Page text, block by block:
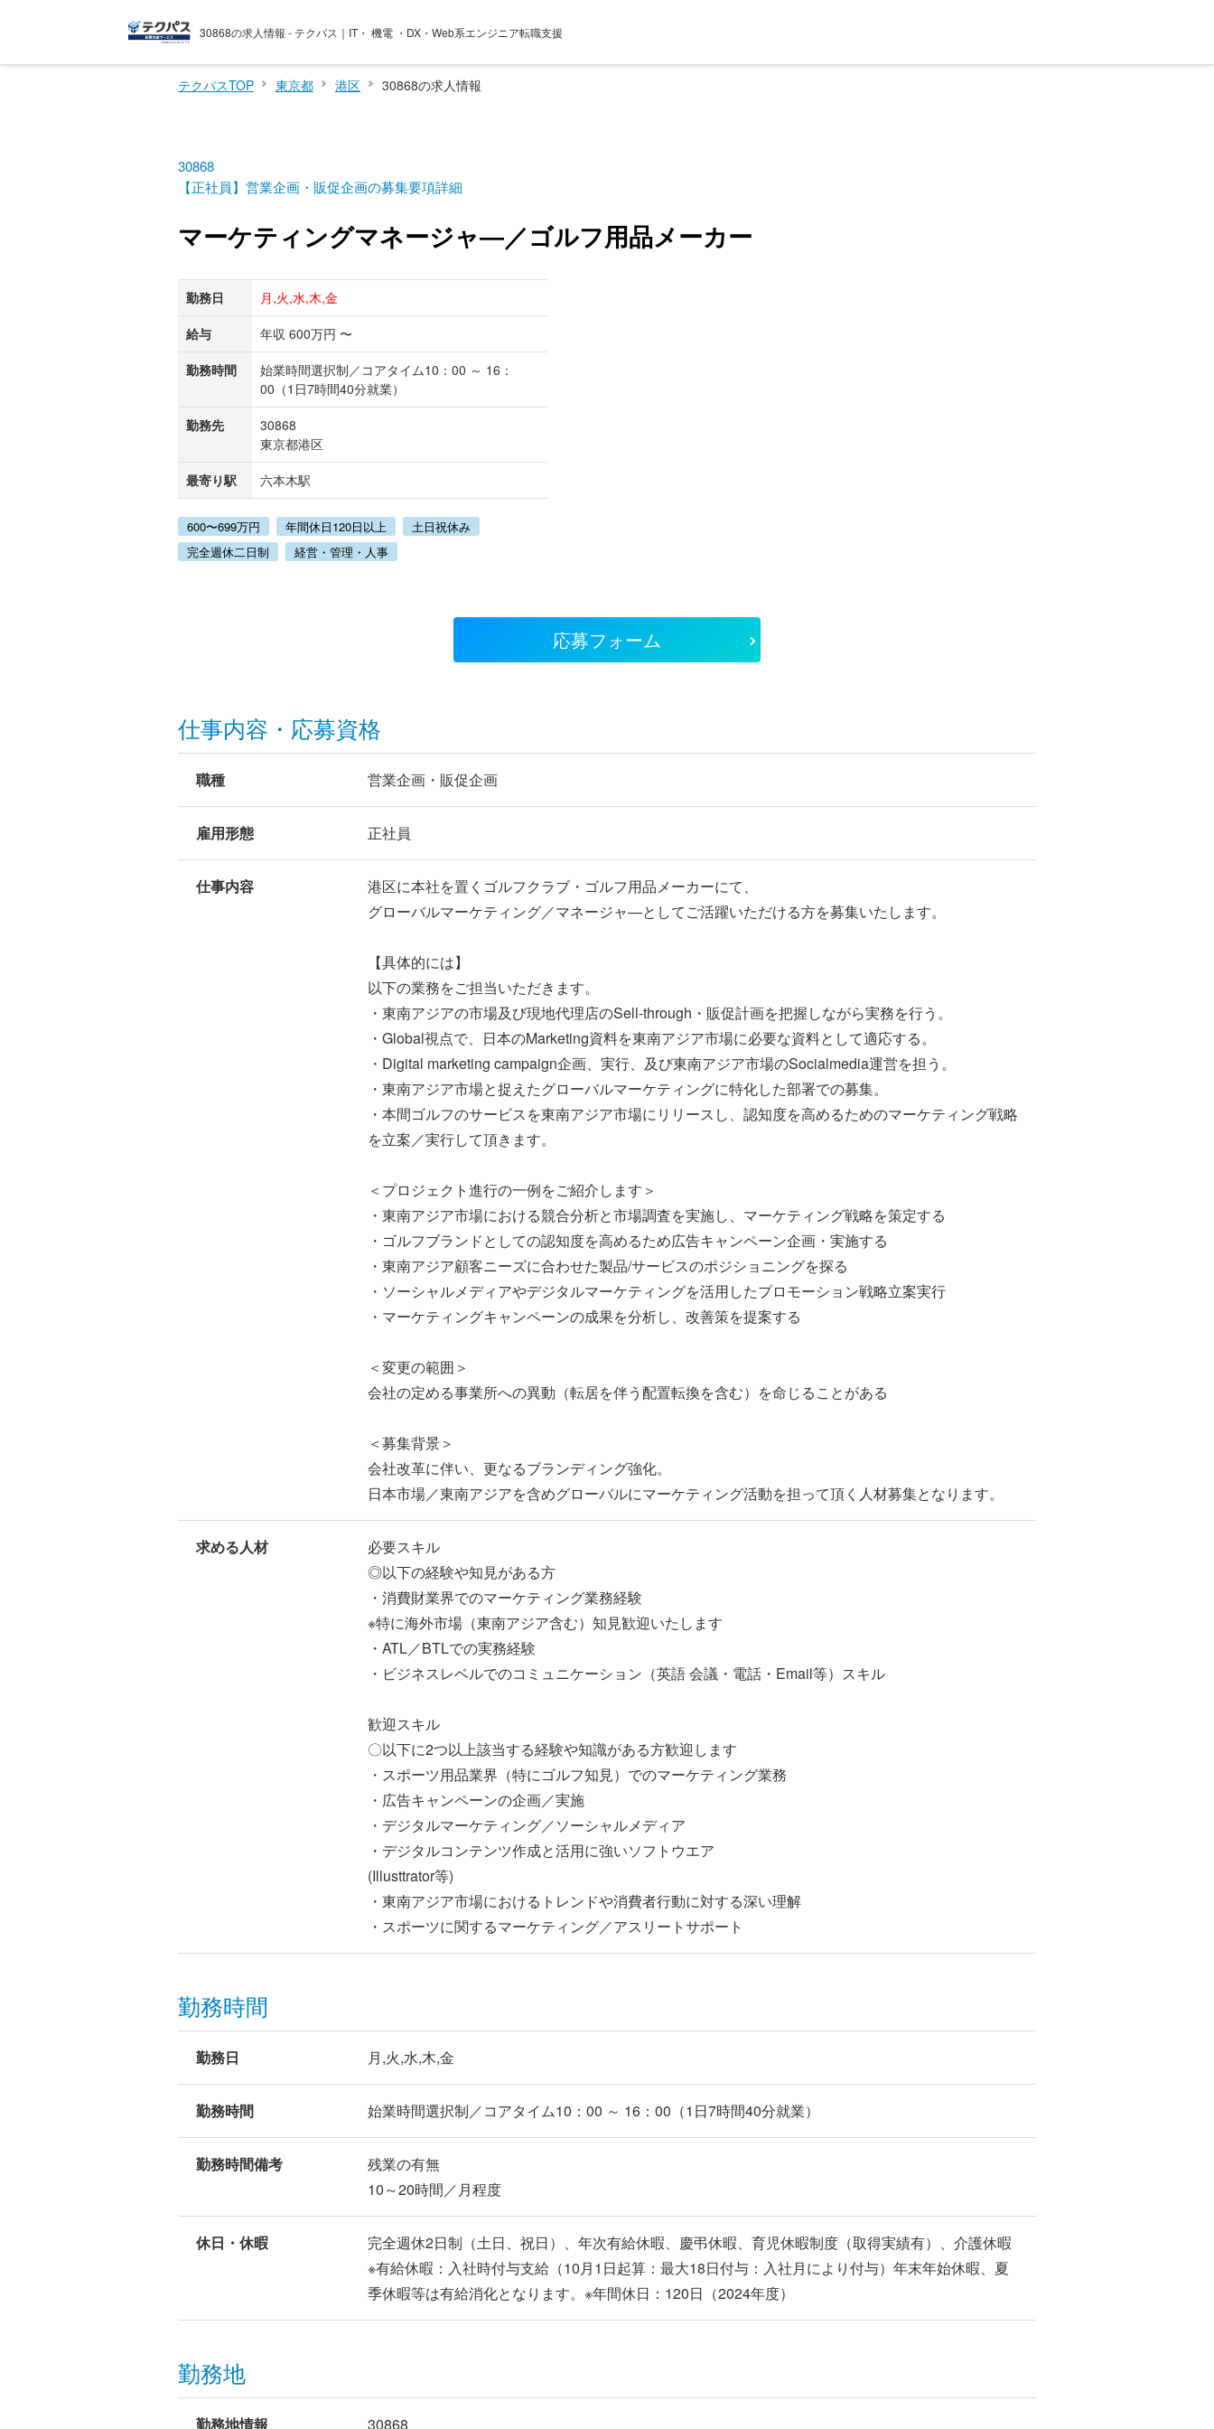
30868の求人情報 - テクパス｜IT・ 機電 ・DX・Web系エンジニア転職支援
テクパスTOP 東京都 港区 30868の求人情報
30868
【正社員】営業企画・販促企画の募集要項詳細
マーケティングマネージャ―／ゴルフ用品メーカー
勤務日
月,火,水,木,金
給与
年収 600万円 〜
勤務時間
始業時間選択制／コアタイム10：00 ～ 16：
00（1日7時間40分就業）
勤務先
30868
東京都港区
最寄り駅
六本木駅
600〜699万円 年間休日120日以上
土日祝休み
完全週休二日制
経営・管理・人事
応募フォーム
仕事内容・応募資格
職種 営業企画・販促企画
雇用形態 正社員
仕事内容
港区に本社を置くゴルフクラブ・ゴルフ用品メーカーにて、
グローバルマーケティング／マネージャ―としてご活躍いただける方を募集いたします。
【具体的には】
以下の業務をご担当いただきます。
・東南アジアの市場及び現地代理店のSell-through・販促計画を把握しながら実務を行う。
・Global視点で、日本のMarketing資料を東南アジア市場に必要な資料として適応する。
・Digital marketing campaign企画、実行、及び東南アジア市場のSocialmedia運営を担う。
・東南アジア市場と捉えたグローバルマーケティングに特化した部署での募集。
・本間ゴルフのサービスを東南アジア市場にリリースし、認知度を高めるためのマーケティング戦略
を立案／実行して頂きます。
＜プロジェクト進行の一例をご紹介します＞
・東南アジア市場における競合分析と市場調査を実施し、マーケティング戦略を策定する
・ゴルフブランドとしての認知度を高めるため広告キャンペーン企画・実施する
・東南アジア顧客ニーズに合わせた製品/サービスのポジショニングを探る
・ソーシャルメディアやデジタルマーケティングを活用したプロモーション戦略立案実行
・マーケティングキャンペーンの成果を分析し、改善策を提案する
＜変更の範囲＞
会社の定める事業所への異動（転居を伴う配置転換を含む）を命じることがある
＜募集背景＞
会社改革に伴い、更なるブランディング強化。
日本市場／東南アジアを含めグローバルにマーケティング活動を担って頂く人材募集となります。
求める人材
必要スキル
◎以下の経験や知見がある方
・消費財業界でのマーケティング業務経験
※特に海外市場（東南アジア含む）知見歓迎いたします
・ATL／BTLでの実務経験
・ビジネスレベルでのコミュニケーション（英語 会議・電話・Email等）スキル
歓迎スキル
〇以下に2つ以上該当する経験や知識がある方歓迎します
・スポーツ用品業界（特にゴルフ知見）でのマーケティング業務
・広告キャンペーンの企画／実施
・デジタルマーケティング／ソーシャルメディア
・デジタルコンテンツ作成と活用に強いソフトウエア
(Illusttrator等)
・東南アジア市場におけるトレンドや消費者行動に対する深い理解
・スポーツに関するマーケティング／アスリートサポート
勤務時間
勤務日 月,火,水,木,金
勤務時間 始業時間選択制／コアタイム10：00 ～ 16：00（1日7時間40分就業）
勤務時間備考
残業の有無
10～20時間／月程度
休日・休暇
完全週休2日制（土日、祝日）、年次有給休暇、慶弔休暇、育児休暇制度（取得実績有）、介護休暇
※有給休暇：入社時付与支給（10月1日起算：最大18日付与：入社月により付与）年末年始休暇、夏
季休暇等は有給消化となります。※年間休日：120日（2024年度）
勤務地
勤務地情報
30868